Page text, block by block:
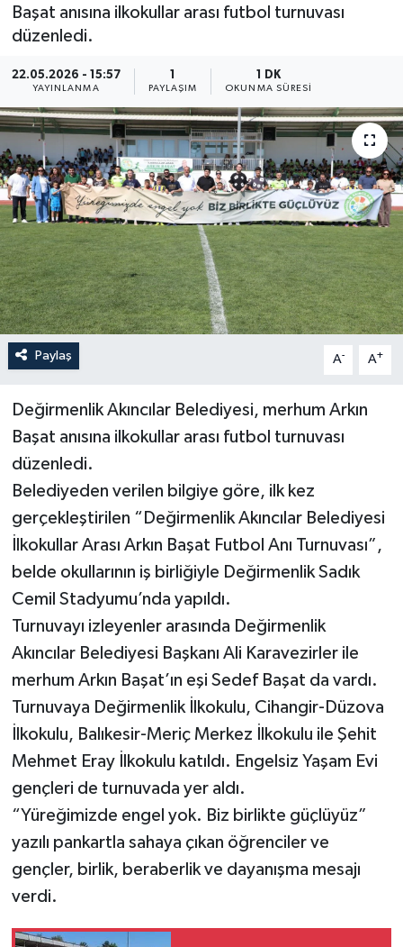
Başat anısına ilkokullar arası futbol turnuvası
düzenledi.
22.05.2026 - 15:57
YAYINLANMA
1
PAYLAŞIM
1 DK
OKUNMA SÜRESI
Paylaş A- A+
Değirmenlik Akıncılar Belediyesi, merhum Arkın
Başat anısına ilkokullar arası futbol turnuvası
düzenledi.
Belediyeden verilen bilgiye göre, ilk kez
gerçekleştirilen “Değirmenlik Akıncılar Belediyesi
İlkokullar Arası Arkın Başat Futbol Anı Turnuvası”,
belde okullarının iş birliğiyle Değirmenlik Sadık
Cemil Stadyumu’nda yapıldı.
Turnuvayı izleyenler arasında Değirmenlik
Akıncılar Belediyesi Başkanı Ali Karavezirler ile
merhum Arkın Başat’ın eşi Sedef Başat da vardı.
Turnuvaya Değirmenlik İlkokulu, Cihangir-Düzova
İlkokulu, Balıkesir-Meriç Merkez İlkokulu ile Şehit
Mehmet Eray İlkokulu katıldı. Engelsiz Yaşam Evi
gençleri de turnuvada yer aldı.
“Yüreğimizde engel yok. Biz birlikte güçlüyüz”
yazılı pankartla sahaya çıkan öğrenciler ve
gençler, birlik, beraberlik ve dayanışma mesajı
verdi.